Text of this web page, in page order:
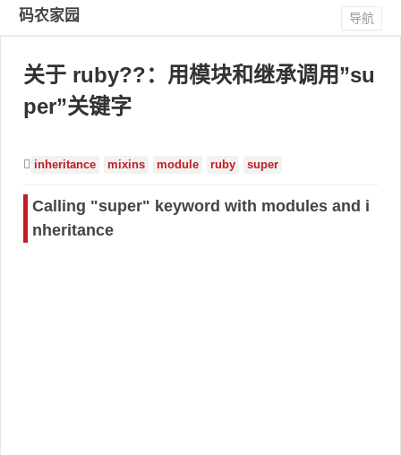
码农家园 导航
关于 ruby??：用模块和继承调用”su
per”关键字
inheritance mixins module ruby super
Calling "super" keyword with modules and i
nheritance